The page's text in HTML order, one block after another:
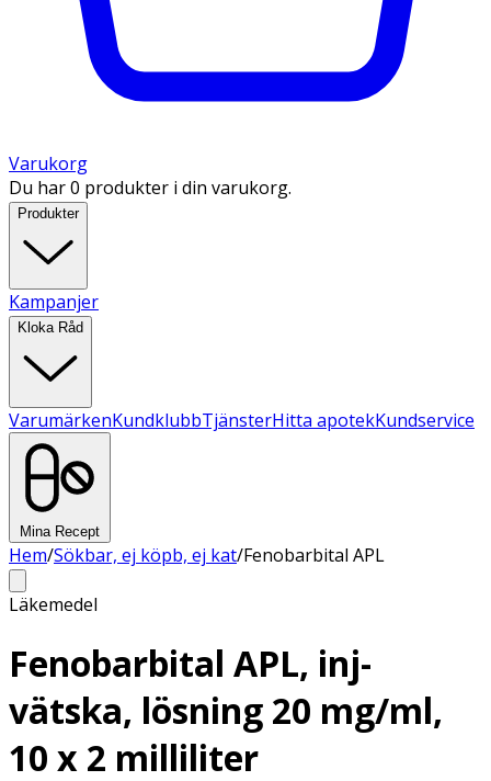
Varukorg
Du har 0 produkter i din varukorg.
Produkter
Kampanjer
Kloka Råd
VarumärkenKundklubbTjänsterHitta apotekKundservice
Mina Recept
Hem/Sökbar, ej köpb, ej kat/Fenobarbital APL
Läkemedel
Fenobarbital APL, inj-
vätska, lösning 20 mg/ml,
10 x 2 milliliter